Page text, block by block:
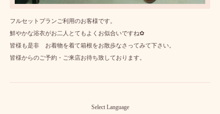
フルセットプランご利用のお客様です。
鮮やかな浴衣がお二人とてもよくお似合いですね✿
皆様も是非 お着物を着て箱根をお散歩なさってみて下さい。
皆様からのご予約・ご来店お待ち致しております。
Select Language